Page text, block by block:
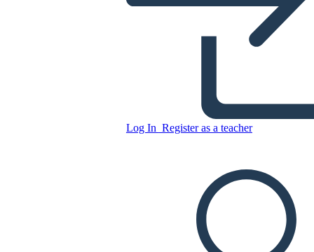
Log In Register as a teacher
PLAY SLIDESHOW
READ TO ME